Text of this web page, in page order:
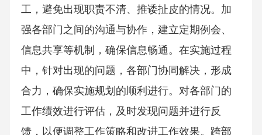
工，避免出现职责不清、推诿扯皮的情况。加
强各部门之间的沟通与协作，建立定期例会、
信息共享等机制，确保信息畅通。在实施过程
中，针对出现的问题，各部门协同解决，形成
合力，确保实施规划的顺利进行。对各部门的
工作绩效进行评估，及时发现问题并进行反
馈，以便调整工作策略和改进工作效果。跨部